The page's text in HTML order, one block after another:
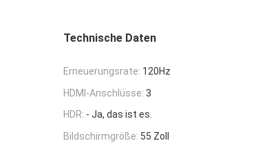
Technische Daten
Erneuerungsrate: 120Hz
HDMI-Anschlüsse: 3
HDR: - Ja, das ist es.
Bildschirmgröße: 55 Zoll